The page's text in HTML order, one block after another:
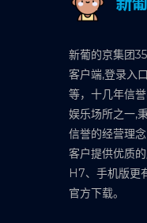
新葡的京集团
客户端,登录入
等，十几年信
娱乐场所之一,
信誉的经营理
客户提供优质
H7、手机版更
官方下载。